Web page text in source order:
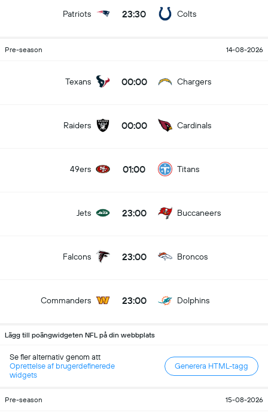
Patriots 23:30 Colts
Pre-season 14-08-2026
Texans 00:00 Chargers
Raiders 00:00 Cardinals
49ers 01:00 Titans
Jets 23:00 Buccaneers
Falcons 23:00 Broncos
Commanders 23:00 Dolphins
Lägg till poängwidgeten NFL på din webbplats
Se fler alternativ genom att
Oprettelse af brugerdefinerede
widgets
Generera HTML-tagg
Pre-season 15-08-2026